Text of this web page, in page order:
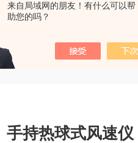
来自局域网的朋友！有什么可以帮
助您的吗？
手持热球式风速